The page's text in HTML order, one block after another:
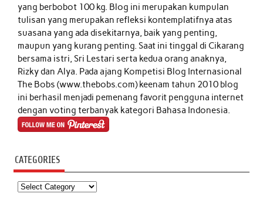
yang berbobot 100 kg. Blog ini merupakan kumpulan
tulisan yang merupakan refleksi kontemplatifnya atas
suasana yang ada disekitarnya, baik yang penting,
maupun yang kurang penting. Saat ini tinggal di Cikarang
bersama istri, Sri Lestari serta kedua orang anaknya,
Rizky dan Alya. Pada ajang Kompetisi Blog Internasional
The Bobs (www.thebobs.com) keenam tahun 2010 blog
ini berhasil menjadi pemenang favorit pengguna internet
dengan voting terbanyak kategori Bahasa Indonesia.
CATEGORIES
Categories